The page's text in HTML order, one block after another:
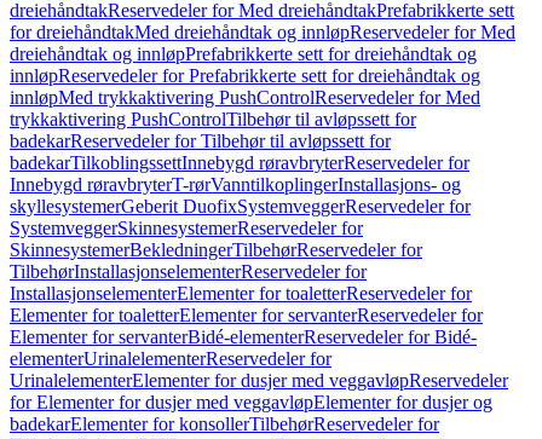
dreiehåndtakReservedeler for Med dreiehåndtakPrefabrikkerte sett
for dreiehåndtakMed dreiehåndtak og innløpReservedeler for Med
dreiehåndtak og innløpPrefabrikkerte sett for dreiehåndtak og
innløpReservedeler for Prefabrikkerte sett for dreiehåndtak og
innløpMed trykkaktivering PushControlReservedeler for Med
trykkaktivering PushControlTilbehør til avløpssett for
badekarReservedeler for Tilbehør til avløpssett for
badekarTilkoblingssettInnebygd røravbryterReservedeler for
Innebygd røravbryterT-rørVanntilkoplingerInstallasjons- og
skyllesystemerGeberit DuofixSystemveggerReservedeler for
SystemveggerSkinnesystemerReservedeler for
SkinnesystemerBekledningerTilbehørReservedeler for
TilbehørInstallasjonselementerReservedeler for
InstallasjonselementerElementer for toaletterReservedeler for
Elementer for toaletterElementer for servanterReservedeler for
Elementer for servanterBidé-elementerReservedeler for Bidé-
elementerUrinalelementerReservedeler for
UrinalelementerElementer for dusjer med veggavløpReservedeler
for Elementer for dusjer med veggavløpElementer for dusjer og
badekarElementer for konsollerTilbehørReservedeler for